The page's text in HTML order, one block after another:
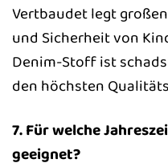
Vertbaudet legt
und Sicherheit von
Denim-Stoff ist
den höchsten
7. Für welche
geeignet?